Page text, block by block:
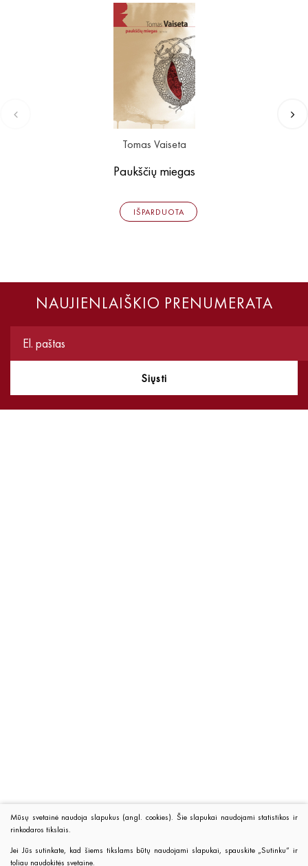
Tomas Vaiseta
Paukščių miegas
IŠPARDUOTA
NAUJIENLAIŠKIO PRENUMERATA
Siųsti
Mūsų svetainė naudoja slapukus (angl. cookies). Šie slapukai naudojami statistikos ir
rinkodaros tikslais.
Jei Jūs sutinkate, kad šiems tikslams būtų naudojami slapukai, spauskite „Sutinku“ ir
toliau naudokitės svetaine.